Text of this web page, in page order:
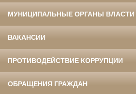
МУНИЦИПАЛЬНЫЕ ОРГАНЫ ВЛАСТИ
ВАКАНСИИ
ПРОТИВОДЕЙСТВИЕ КОРРУПЦИИ
ОБРАЩЕНИЯ ГРАЖДАН